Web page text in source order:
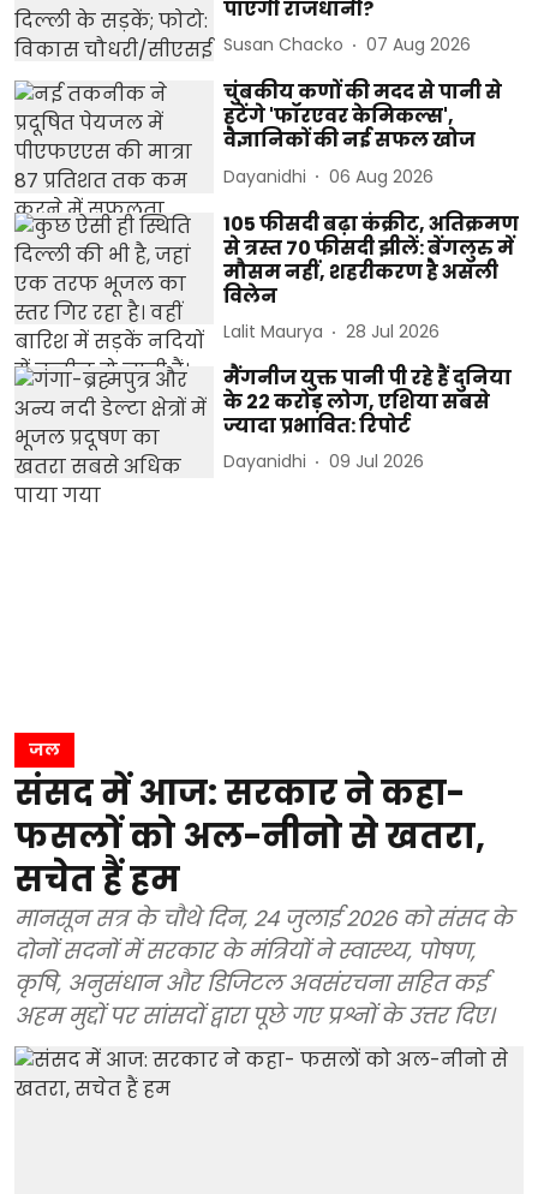
पाएगी राजधानी?
Susan Chacko 07 Aug 2026
चुंबकीय कणों की मदद से पानी से
हटेंगे 'फॉरएवर केमिकल्स',
वैज्ञानिकों की नई सफल खोज
Dayanidhi 06 Aug 2026
105 फीसदी बढ़ा कंक्रीट, अतिक्रमण
से त्रस्त 70 फीसदी झीलें: बेंगलुरु में
मौसम नहीं, शहरीकरण है असली
विलेन
Lalit Maurya 28 Jul 2026
मैंगनीज युक्त पानी पी रहे हैं दुनिया
के 22 करोड़ लोग, एशिया सबसे
ज्यादा प्रभावित: रिपोर्ट
Dayanidhi 09 Jul 2026
जल
संसद में आज: सरकार ने कहा-
फसलों को अल-नीनो से खतरा,
सचेत हैं हम
मानसून सत्र के चौथे दिन, 24 जुलाई 2026 को संसद के
दोनों सदनों में सरकार के मंत्रियों ने स्वास्थ्य, पोषण,
कृषि, अनुसंधान और डिजिटल अवसंरचना सहित कई
अहम मुद्दों पर सांसदों द्वारा पूछे गए प्रश्नों के उत्तर दिए।